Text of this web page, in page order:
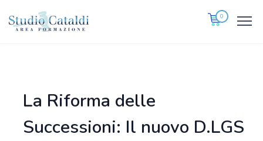
0
La Riforma delle
Successioni: Il nuovo D.LGS